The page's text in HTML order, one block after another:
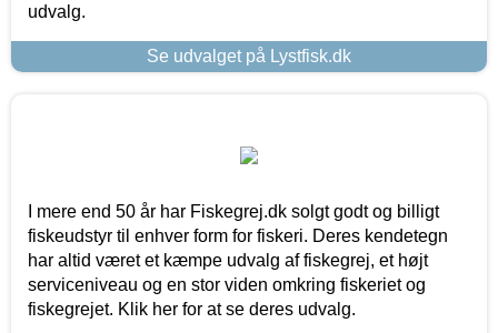
udvalg.
Se udvalget på Lystfisk.dk
I mere end 50 år har Fiskegrej.dk solgt godt og billigt
fiskeudstyr til enhver form for fiskeri. Deres kendetegn
har altid været et kæmpe udvalg af fiskegrej, et højt
serviceniveau og en stor viden omkring fiskeriet og
fiskegrejet. Klik her for at se deres udvalg.